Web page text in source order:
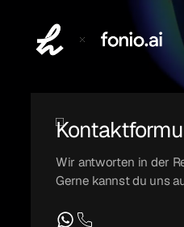
Wir antworten in der
Gerne kannst du uns